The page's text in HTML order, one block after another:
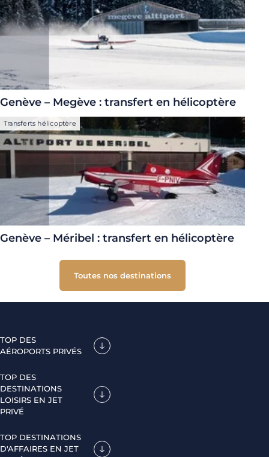
Genève – Megève : transfert en hélicoptère
Transferts hélicoptère
Genève – Méribel : transfert en hélicoptère
Toutes nos destinations
TOP DES
AÉROPORTS PRIVÉS
TOP DES
DESTINATIONS
LOISIRS EN JET
PRIVÉ
TOP DESTINATIONS
D'AFFAIRES EN JET